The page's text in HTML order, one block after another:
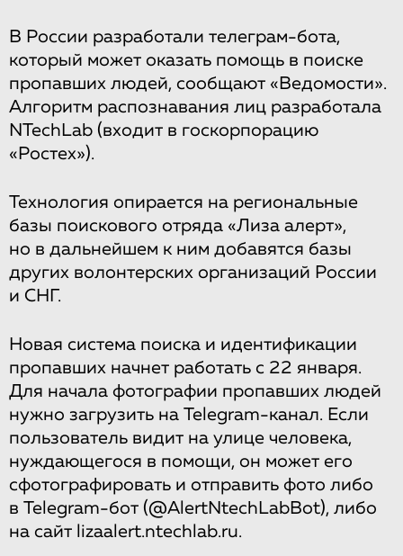
В России разработали телеграм-бота,
который может оказать помощь в поиске
пропавших людей, сообщают «Ведомости».
Алгоритм распознавания лиц разработала
NTechLab (входит в госкорпорацию
«Ростех»).
Технология опирается на региональные
базы поискового отряда «Лиза алерт»,
но в дальнейшем к ним добавятся базы
других волонтерских организаций России
и СНГ.
Новая система поиска и идентификации
пропавших начнет работать с 22 января.
Для начала фотографии пропавших людей
нужно загрузить на Telegram-канал. Если
пользователь видит на улице человека,
нуждающегося в помощи, он может его
сфотографировать и отправить фото либо
в Telegram-бот (@AlertNtechLabBot), либо
на сайт lizaalert.ntechlab.ru.